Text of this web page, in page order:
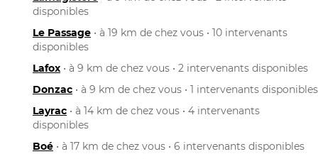
disponibles
Le Passage • à 19 km de chez vous • 10 intervenants
disponibles
Lafox • à 9 km de chez vous • 2 intervenants disponibles
Donzac • à 9 km de chez vous • 1 intervenants disponibles
Layrac • à 14 km de chez vous • 4 intervenants
disponibles
Boé • à 17 km de chez vous • 6 intervenants disponibles